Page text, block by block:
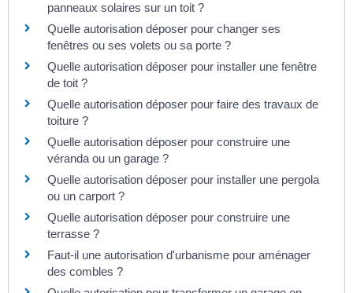
panneaux solaires sur un toit ?
Quelle autorisation déposer pour changer ses
fenêtres ou ses volets ou sa porte ?
Quelle autorisation déposer pour installer une fenêtre
de toit ?
Quelle autorisation déposer pour faire des travaux de
toiture ?
Quelle autorisation déposer pour construire une
véranda ou un garage ?
Quelle autorisation déposer pour installer une pergola
ou un carport ?
Quelle autorisation déposer pour construire une
terrasse ?
Faut-il une autorisation d'urbanisme pour aménager
des combles ?